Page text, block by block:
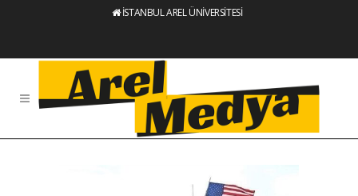
İSTANBUL AREL ÜNİVERSİTESİ